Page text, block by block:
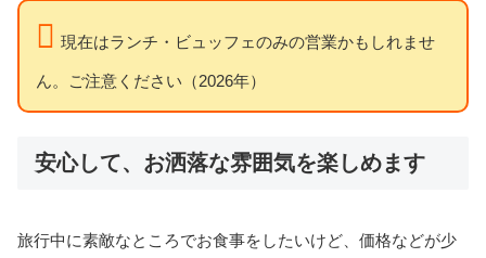
現在はランチ・ビュッフェのみの営業かもしれませ
ん。ご注意ください（2026年）
安心して、お洒落な雰囲気を楽しめます
旅行中に素敵なところでお食事をしたいけど、価格などが少